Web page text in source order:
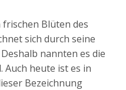
Blüten des
sich durch seine
nannten es die
Auch heute ist es in
Bezeichnung